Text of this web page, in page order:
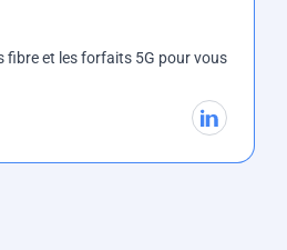
fibre et les forfaits 5G pour vous